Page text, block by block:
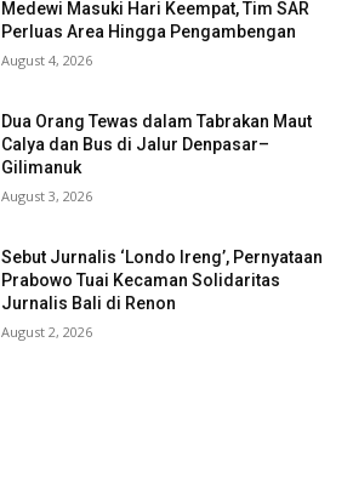
Medewi Masuki Hari Keempat, Tim SAR
Perluas Area Hingga Pengambengan
August 4, 2026
Dua Orang Tewas dalam Tabrakan Maut
Calya dan Bus di Jalur Denpasar–
Gilimanuk
August 3, 2026
Sebut Jurnalis ‘Londo Ireng’, Pernyataan
Prabowo Tuai Kecaman Solidaritas
Jurnalis Bali di Renon
August 2, 2026